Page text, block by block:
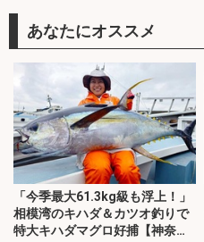
あなたにオススメ
「今季最大61.3kg級も浮上！」
相模湾のキハダ＆カツオ釣りで
特大キハダマグロ好捕【神奈